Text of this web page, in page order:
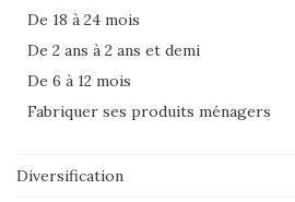
De 18 à 24 mois
De 2 ans à 2 ans et demi
De 6 à 12 mois
Fabriquer ses produits ménagers
Diversification